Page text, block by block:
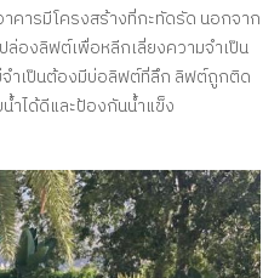
คารมีโครงสร้างที่กะทัดรัด นอกจาก
องลิฟต์เพื่อหลีกเลี่ยงความจําเป็น
จําเป็นต้องมีบ่อลิฟต์ที่ลึก ลิฟต์ถูกติด
ำได้ดีและป้องกันน้ำแข็ง